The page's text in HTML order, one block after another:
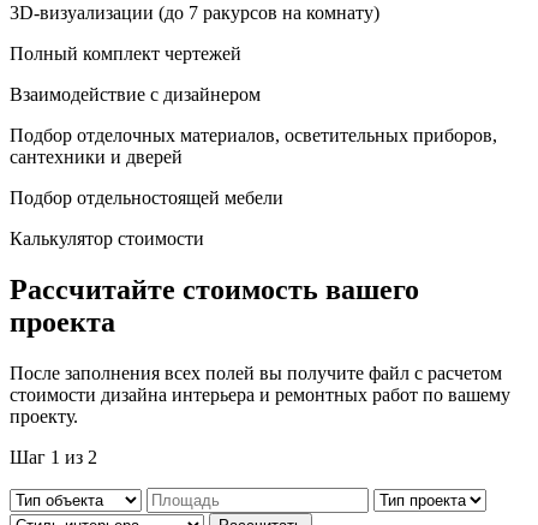
3D-визуализации (до 7 ракурсов на комнату)
Полный комплект чертежей
Взаимодействие с дизайнером
Подбор отделочных материалов, осветительных приборов,
сантехники и дверей
Подбор отдельностоящей мебели
Калькулятор стоимости
Рассчитайте стоимость вашего
проекта
После заполнения всех полей вы получите файл с расчетом
стоимости дизайна интерьера и ремонтных работ по вашему
проекту.
Шаг 1 из 2